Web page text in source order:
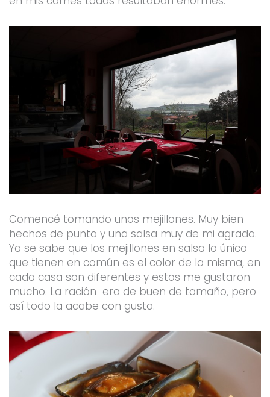
Comencé tomando unos mejillones. Muy bien
hechos de punto y una salsa muy de mi agrado.
Ya se sabe que los mejillones en salsa lo único
que tienen en común es el color de la misma, en
cada casa son diferentes y estos me gustaron
mucho. La ración era de buen de tamaño, pero
así todo la acabe con gusto.